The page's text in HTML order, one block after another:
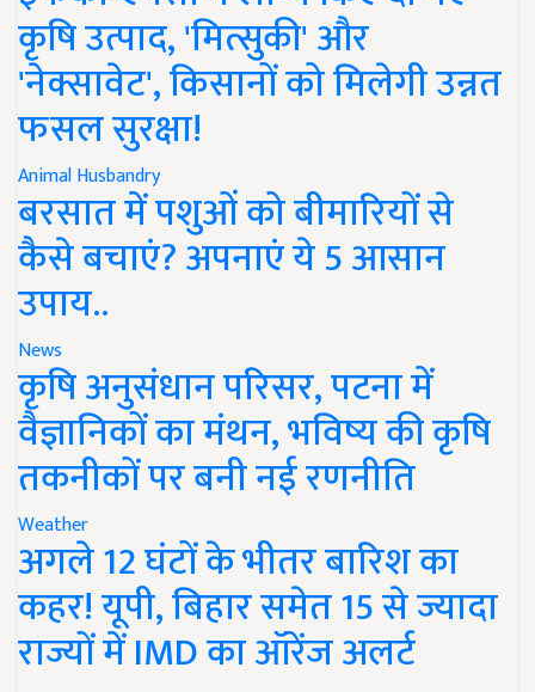
कृषि उत्पाद, 'मित्सुकी' और
'नेक्सावेट', किसानों को मिलेगी उन्नत
फसल सुरक्षा!
Animal Husbandry
बरसात में पशुओं को बीमारियों से
कैसे बचाएं? अपनाएं ये 5 आसान
उपाय..
News
कृषि अनुसंधान परिसर, पटना में
वैज्ञानिकों का मंथन, भविष्य की कृषि
तकनीकों पर बनी नई रणनीति
Weather
अगले 12 घंटों के भीतर बारिश का
कहर! यूपी, बिहार समेत 15 से ज्यादा
राज्यों में IMD का ऑरेंज अलर्ट